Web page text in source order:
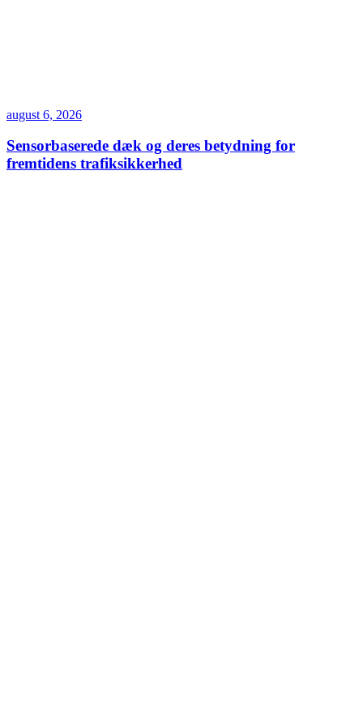
august 6, 2026
Sensorbaserede dæk og deres betydning for
fremtidens trafiksikkerhed